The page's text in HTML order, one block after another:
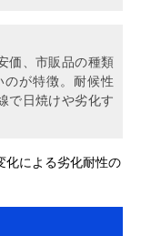
価、市販品の種類
のが特徴。耐候性
で日焼けや劣化す
化による劣化耐性の